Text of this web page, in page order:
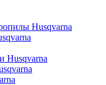
Нusqvarna
Husqvarna